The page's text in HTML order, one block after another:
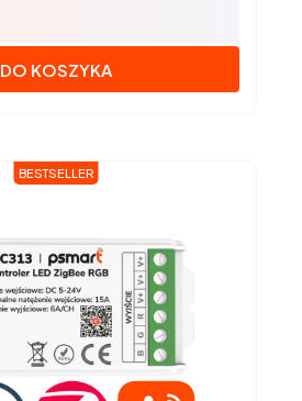
DO KOSZYKA
BESTSELLER